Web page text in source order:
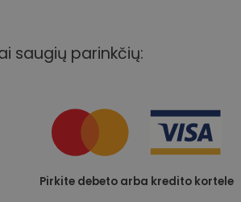
saugių parinkčių:
Pirkite debeto arba kredito kortele